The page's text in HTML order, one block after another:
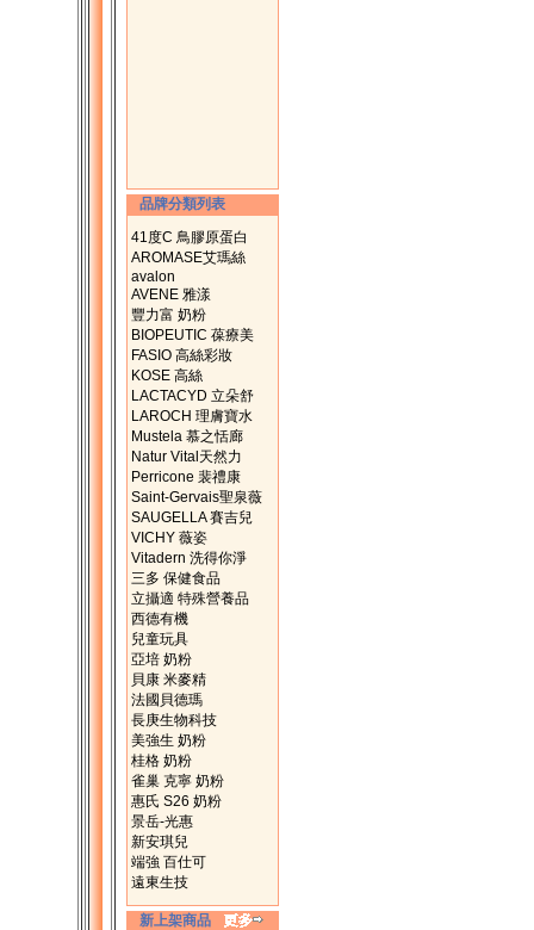
品牌分類列表
41度C 鳥膠原蛋白
AROMASE艾瑪絲
avalon
AVENE 雅漾
豐力富 奶粉
BIOPEUTIC 葆療美
FASIO 高絲彩妝
KOSE 高絲
LACTACYD 立朵舒
LAROCH 理膚寶水
Mustela 慕之恬廊
Natur Vital天然力
Perricone 裴禮康
Saint-Gervais聖泉薇
SAUGELLA 賽吉兒
VICHY 薇姿
Vitadern 洗得你淨
三多 保健食品
立攝適 特殊營養品
西德有機
兒童玩具
亞培 奶粉
貝康 米麥精
法國貝德瑪
長庚生物科技
美強生 奶粉
桂格 奶粉
雀巢 克寧 奶粉
惠氏 S26 奶粉
景岳-光惠
新安琪兒
端強 百仕可
遠東生技
新上架商品